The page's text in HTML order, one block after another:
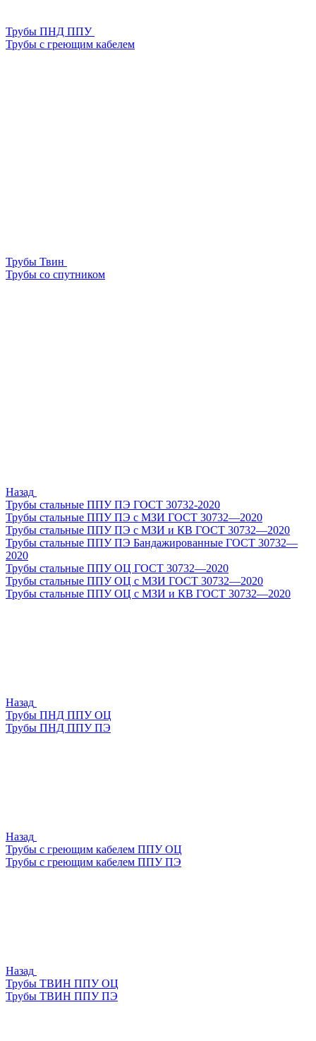
Трубы ПНД ППУ
Трубы с греющим кабелем
Трубы Твин
Трубы со спутником
Назад
Трубы стальные ППУ ПЭ ГОСТ 30732-2020
Трубы стальные ППУ ПЭ с МЗИ ГОСТ 30732—2020
Трубы стальные ППУ ПЭ с МЗИ и КВ ГОСТ 30732—2020
Трубы стальные ППУ ПЭ Бандажированные ГОСТ 30732—
2020
Трубы стальные ППУ ОЦ ГОСТ 30732—2020
Трубы стальные ППУ ОЦ с МЗИ ГОСТ 30732—2020
Трубы стальные ППУ ОЦ с МЗИ и КВ ГОСТ 30732—2020
Назад
Трубы ПНД ППУ ОЦ
Трубы ПНД ППУ ПЭ
Назад
Трубы с греющим кабелем ППУ ОЦ
Трубы с греющим кабелем ППУ ПЭ
Назад
Трубы ТВИН ППУ ОЦ
Трубы ТВИН ППУ ПЭ